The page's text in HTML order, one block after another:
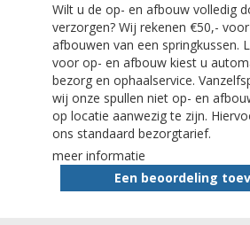
Wilt u de op- en afbouw volledig
verzorgen? Wij rekenen €50,-
afbouwen van een springkussen.
voor op- en afbouw kiest u
bezorg en ophaalservice.
wij onze spullen niet op- en
op locatie aanwezig te zijn.
ons standaard bezorgtarief.
meer informatie
Een beoordeling